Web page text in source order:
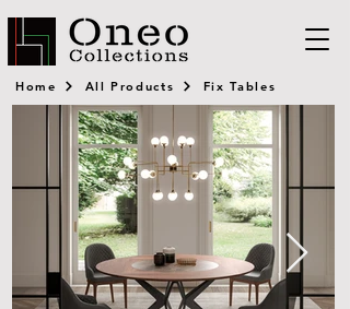
Home All Products Fix Tables